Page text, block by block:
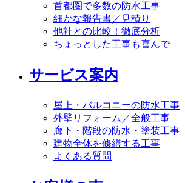
首都圏で多数の防水工事
細かな報告書／見積り
他社との比較！徹底分析
ちょっとした工事も喜んで
サービス案内
屋上・バルコニーの防水工事
外壁リフォーム／全般工事
廊下・階段の防水・塗装工事
建物全体を修繕する工事
よくある質問